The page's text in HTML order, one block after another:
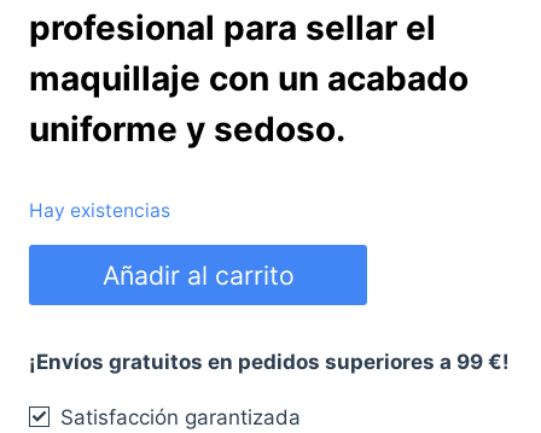
profesional para sellar el
maquillaje con un acabado
uniforme y sedoso.
Hay existencias
Paris
“Houppette
Añadir al carrito
¡Envíos gratuitos en pedidos superiores a 99 €!
Satisfacción garantizada